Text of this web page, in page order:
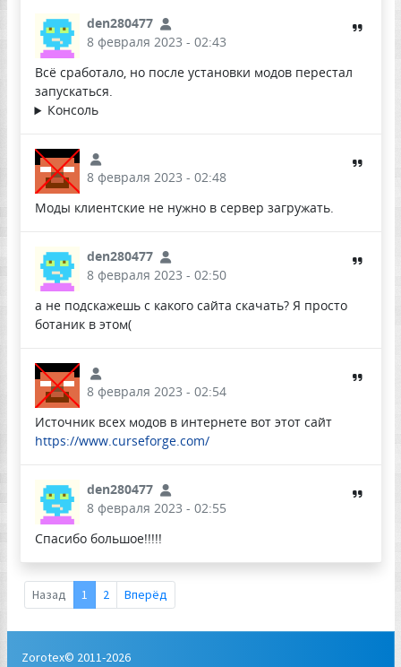
den280477
8 февраля 2023 - 02:43
Всё сработало, но после установки модов перестал
запускаться.
Консоль
8 февраля 2023 - 02:48
Моды клиентские не нужно в сервер загружать.
den280477
8 февраля 2023 - 02:50
а не подскажешь с какого сайта скачать? Я просто
ботаник в этом(
8 февраля 2023 - 02:54
Источник всех модов в интернете вот этот сайт
https://www.curseforge.com/
den280477
8 февраля 2023 - 02:55
Спасибо большое!!!!!
Назад 1 2 Вперёд
Zorotex© 2011-2026